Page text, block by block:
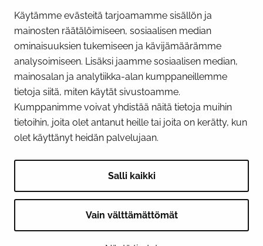
Käytämme evästeitä tarjoamamme sisällön ja
mainosten räätälöimiseen, sosiaalisen median
ominaisuuksien tukemiseen ja kävijämäärämme
analysoimiseen. Lisäksi jaamme sosiaalisen median,
mainosalan ja analytiikka-alan kumppaneillemme
tietoja siitä, miten käytät sivustoamme.
Kumppanimme voivat yhdistää näitä tietoja muihin
tietoihin, joita olet antanut heille tai joita on kerätty, kun
olet käyttänyt heidän palvelujaan.
Salli kaikki
Vain välttämättömät
Näytä evästeasetukseni
SOSIAALINEN MEDIA
Facebook InstagramYouTube